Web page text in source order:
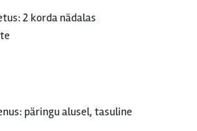
2 korda nädalas
päringu alusel, tasuline